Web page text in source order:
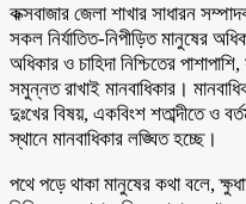
কক্সবাজার জেলা শাখার সাধারন
সকল নির্যাতিত-নিপীড়িত মানুষের
অধিকার ও চাহিদা নিশ্চিতের
সমুন্নত রাখাই মানবাধিকার।
দুঃখের বিষয়, একবিংশ শতাব্দীতে ও
স্থানে মানবাধিকার লঙ্ঘিত হচ্ছে।
পথে পড়ে থাকা মানুষের কথা বলে,